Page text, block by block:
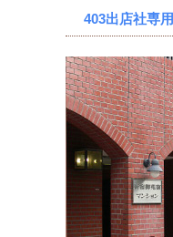
403出店社専用